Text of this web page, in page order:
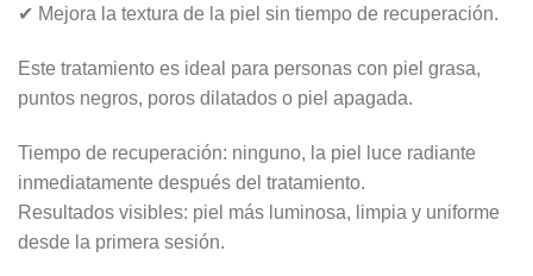
✔ Mejora la textura de la piel sin tiempo de recuperación.
Este tratamiento es ideal para personas con piel grasa,
puntos negros, poros dilatados o piel apagada.
Tiempo de recuperación: ninguno, la piel luce radiante
inmediatamente después del tratamiento.
Resultados visibles: piel más luminosa, limpia y uniforme
desde la primera sesión.